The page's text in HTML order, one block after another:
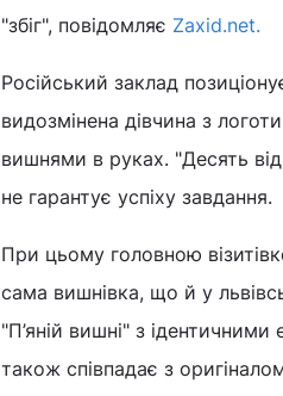
"збіг", повідомляє Zaxid.net.
Російський заклад
видозмінена дівчина з
вишнями в руках. "Десять
не гарантує успіху завдання.
При цьому головною
сама вишнівка, що й у
"П’яній вишні" з
також співпадає з